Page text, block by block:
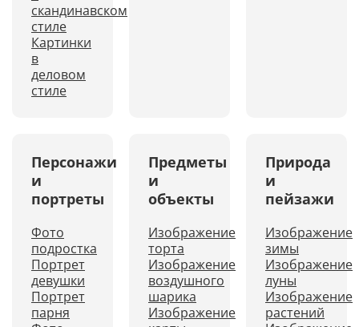
скандинавском
стиле
Картинки
в
деловом
стиле
Персонажи
и
портреты
Фото
подростка
Портрет
девушки
Портрет
парня
Предметы
и
объекты
Изображение
торта
Изображение
воздушного
шарика
Изображение
Природа
и
пейзажи
Изображение
зимы
Изображение
луны
Изображение
растений